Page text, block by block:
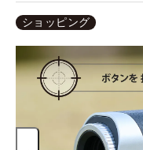
ショッピング